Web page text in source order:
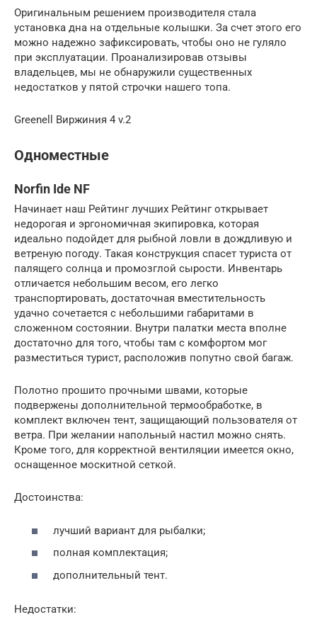
Оригинальным решением производителя стала
установка дна на отдельные колышки. За счет этого его
можно надежно зафиксировать, чтобы оно не гуляло
при эксплуатации. Проанализировав отзывы
владельцев, мы не обнаружили существенных
недостатков у пятой строчки нашего топа.
Greenell Виржиния 4 v.2
Одноместные
Norfin Ide NF
Начинает наш Рейтинг лучших Рейтинг открывает
недорогая и эргономичная экипировка, которая
идеально подойдет для рыбной ловли в дождливую и
ветреную погоду. Такая конструкция спасет туриста от
палящего солнца и промозглой сырости. Инвентарь
отличается небольшим весом, его легко
транспортировать, достаточная вместительность
удачно сочетается с небольшими габаритами в
сложенном состоянии. Внутри палатки места вполне
достаточно для того, чтобы там с комфортом мог
разместиться турист, расположив попутно свой багаж.
Полотно прошито прочными швами, которые
подвержены дополнительной термообработке, в
комплект включен тент, защищающий пользователя от
ветра. При желании напольный настил можно снять.
Кроме того, для корректной вентиляции имеется окно,
оснащенное москитной сеткой.
Достоинства:
лучший вариант для рыбалки;
полная комплектация;
дополнительный тент.
Недостатки: